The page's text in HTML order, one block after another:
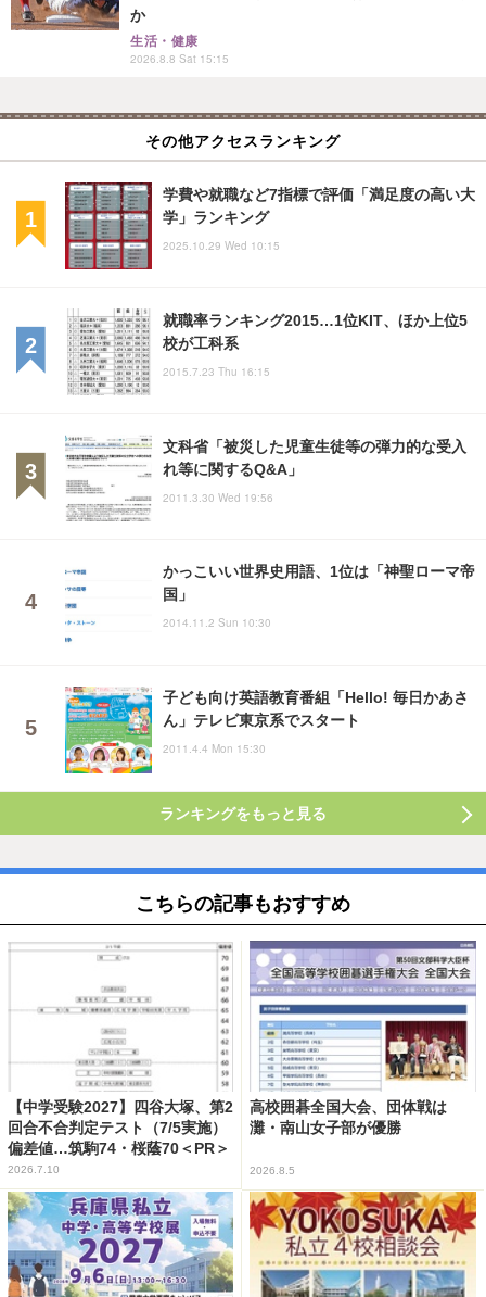
か
生活・健康
2026.8.8 Sat 15:15
その他アクセスランキング
学費や就職など7指標で評価「満足度の高い大
学」ランキング
2025.10.29 Wed 10:15
就職率ランキング2015…1位KIT、ほか上位5
校が工科系
2015.7.23 Thu 16:15
文科省「被災した児童生徒等の弾力的な受入
れ等に関するQ&A」
2011.3.30 Wed 19:56
かっこいい世界史用語、1位は「神聖ローマ帝
国」
2014.11.2 Sun 10:30
子ども向け英語教育番組「Hello! 毎日かあさ
ん」テレビ東京系でスタート
2011.4.4 Mon 15:30
ランキングをもっと見る
こちらの記事もおすすめ
【中学受験2027】四谷大塚、第2
回合不合判定テスト（7/5実施）
偏差値…筑駒74・桜蔭70＜PR＞
2026.7.10
高校囲碁全国大会、団体戦は
灘・南山女子部が優勝
2026.8.5